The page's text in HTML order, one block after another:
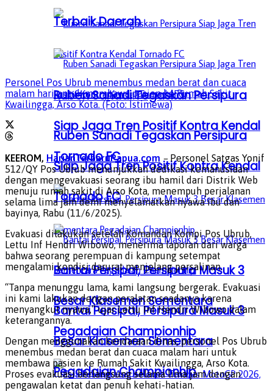
Ruben Sanadi Tegaskan Persipura
Siap Jaga Tren Positif Kontra Kendal
Tornado FC
Bantai Persipal, Persipura Masuk 3
Besar Klasemen Sementara
Pegadaian Championhip
Terbaik Daerah
Ruben Sanadi Tegaskan Persipura
Siap Jaga Tren Positif Kontra Kendal
Tornado FC
Bantai Persipal, Persipura Masuk 3
Besar Klasemen Sementara
Pegadaian Championhip
Personel Pos Ubrub menembus medan berat dan cuaca
malam hari untuk membawa pasien ke Rumah Sakit
Kwailingga, Arso Kota. (Foto: Istimewa)
KEEROM, HarianTerbaruPapua.com –Personel Satgas Yonif
512/QY Pos Ubrub menunjukkan dedikasi kemanusiaan
dengan mengevakuasi seorang ibu hamil dari Distrik Web
menuju rumah sakit di Arso Kota, menempuh perjalanan
selama lima jam demi menyelamatkan nyawa ibu dan
bayinya, Rabu (11/6/2025).
Evakuasi dilakukan setelah Komandan Kompi Pos Ubrub,
Lettu Inf Hendri Wibowo, menerima laporan dari warga
bahwa seorang perempuan di kampung setempat
mengalami kondisi darurat menjelang persalinan.
“Tanpa menunggu lama, kami langsung bergerak. Evakuasi
ini kami lakukan dengan peralatan seadanya karena
menyangkut nyawa,” ujar Lettu Inf Hendri Wibowo dalam
keterangannya.
Dengan menggunakan kendaraan dinas, personel Pos Ubrub
menembus medan berat dan cuaca malam hari untuk
membawa pasien ke Rumah Sakit Kwailingga, Arso Kota.
Proses evakuasi berlangsung selama lima jam dengan
pengawalan ketat dan penuh kehati-hatian.